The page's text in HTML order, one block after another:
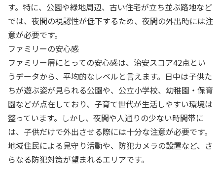
す。特に、公園や緑地周辺、古い住宅が立ち並ぶ路地など
では、夜間の視認性が低下するため、夜間の外出時には注
意が必要です。
ファミリーの安心感
ファミリー層にとっての安心感は、治安スコア42点とい
うデータから、平均的なレベルと言えます。日中は子供た
ちが遊ぶ姿が見られる公園や、公立小学校、幼稚園・保育
園などが点在しており、子育て世代が生活しやすい環境は
整っています。しかし、夜間や人通りの少ない時間帯に
は、子供だけで外出させる際には十分な注意が必要です。
地域住民による見守り活動や、防犯カメラの設置など、さ
らなる防犯対策が望まれるエリアです。